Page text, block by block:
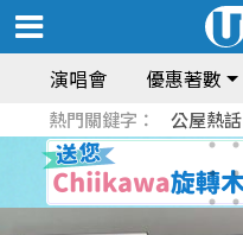
演唱會 優惠著數
熱門關鍵字： 公屋熱話